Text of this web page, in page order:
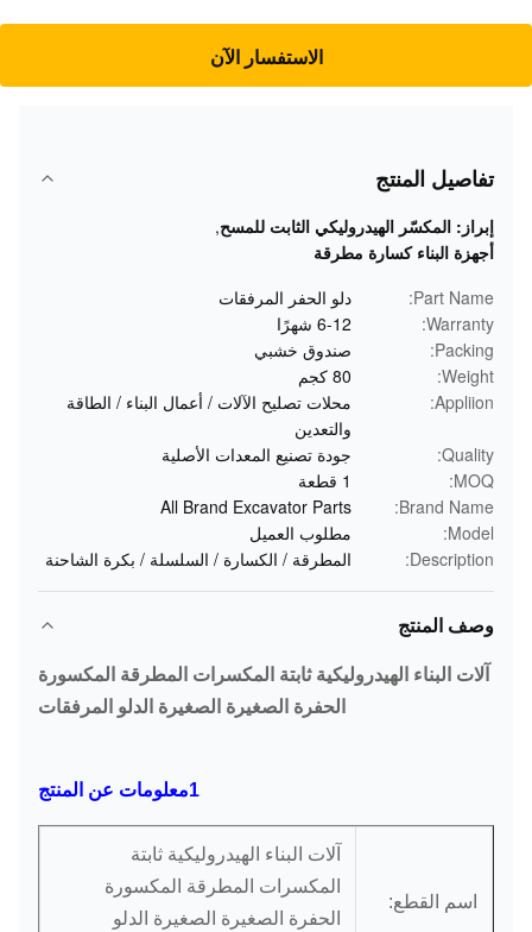
الاستفسار الآن
تفاصيل المنتج
إبراز: المكسّر الهيدروليكي الثابت للمسح,
أجهزة البناء كسارة مطرقة
Part Name:
دلو الحفر المرفقات
Warranty:
6-12 شهرًا
Packing:
صندوق خشبي
Weight:
80 كجم
Appliion:
محلات تصليح الآلات / أعمال البناء / الطاقة
والتعدين
Quality:
جودة تصنيع المعدات الأصلية
MOQ:
1 قطعة
Brand Name:
All Brand Excavator Parts
Model:
مطلوب العميل
Description:
المطرقة / الكسارة / السلسلة / بكرة الشاحنة
وصف المنتج
آلات البناء الهيدروليكية ثابتة المكسرات المطرقة المكسورة
الحفرة الصغيرة الصغيرة الدلو المرفقات
1معلومات عن المنتج
اسم القطع:
آلات البناء الهيدروليكية ثابتة
المكسرات المطرقة المكسورة
الحفرة الصغيرة الصغيرة الدلو